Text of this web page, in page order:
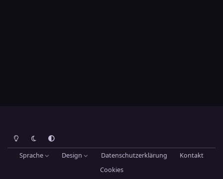
Heller ModusDunkler ModusSystemeinstellung
Sprache Design Datenschutzerklärung
Kontakt
Cookies